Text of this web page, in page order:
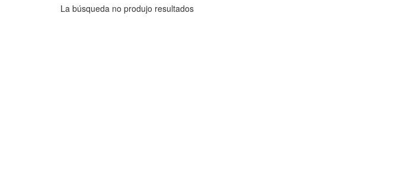
La búsqueda no produjo resultados